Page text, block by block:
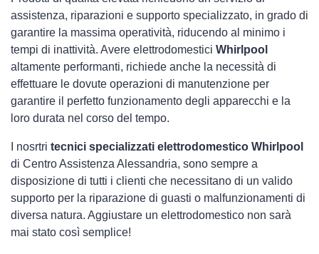
assistenza, riparazioni e supporto specializzato, in grado di
garantire la massima operatività, riducendo al minimo i
tempi di inattività. Avere elettrodomestici Whirlpool
altamente performanti, richiede anche la necessità di
effettuare le dovute operazioni di manutenzione per
garantire il perfetto funzionamento degli apparecchi e la
loro durata nel corso del tempo.
I nosrtri tecnici specializzati elettrodomestico Whirlpool
di Centro Assistenza Alessandria, sono sempre a
disposizione di tutti i clienti che necessitano di un valido
supporto per la riparazione di guasti o malfunzionamenti di
diversa natura. Aggiustare un elettrodomestico non sarà
mai stato così semplice!